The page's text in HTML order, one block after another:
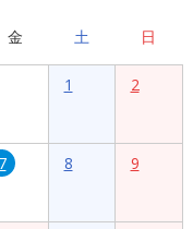
金 土 日
1 2
7 8 9